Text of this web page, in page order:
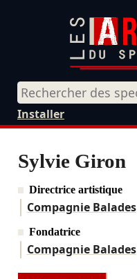
Installer
Sylvie Giron
Directrice artistique
Compagnie Balades
Fondatrice
Compagnie Balades